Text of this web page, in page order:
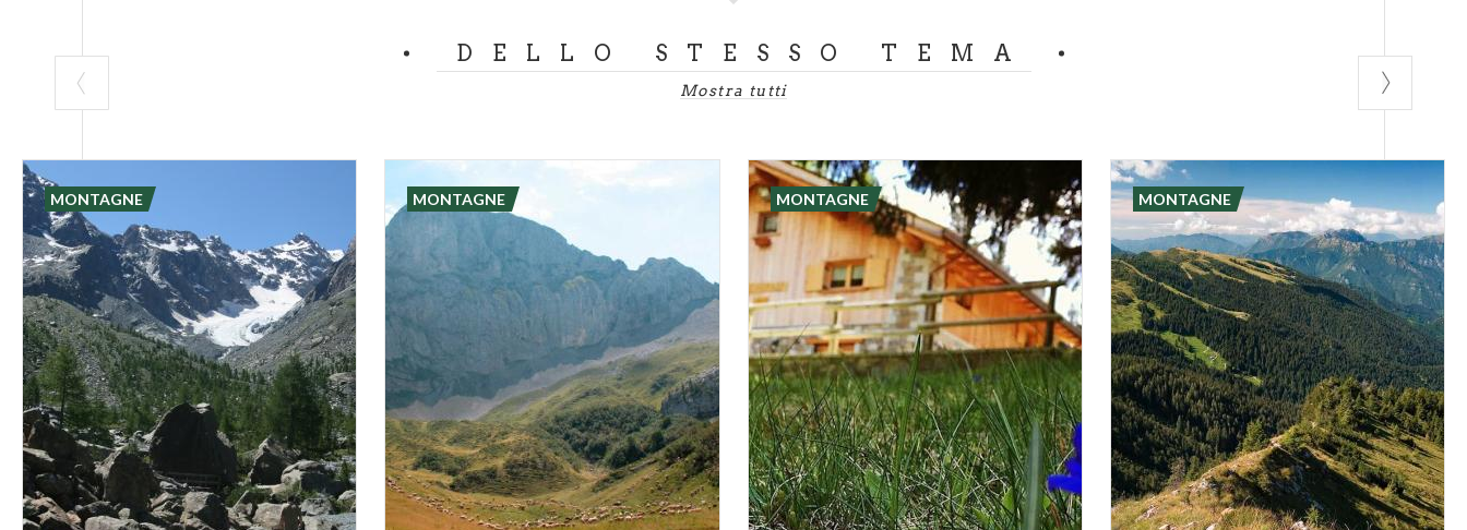
DELLO STESSO TEMA
Mostra tutti
MONTAGNE MONTAGNE MONTAGNE MONTAGNE